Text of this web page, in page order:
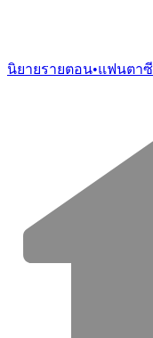
นิยายรายตอน•แฟนตาซี